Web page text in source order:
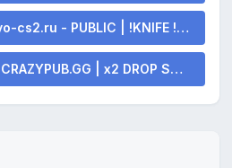
- PUBLIC | !KNIFE !SKINS
| x2 DROP SKINS